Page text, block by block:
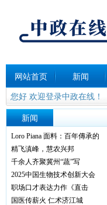
网站首页 新闻
您好 欢迎登录中政在线！
新闻
Loro Piana 面料：百年傳承的
精飞滇峰，慧农兴邦
千余人齐聚冀州“蔬”写
2025中国生物技术创新大会
职场口才表达力作《直击
国医传薪火 仁术济江城